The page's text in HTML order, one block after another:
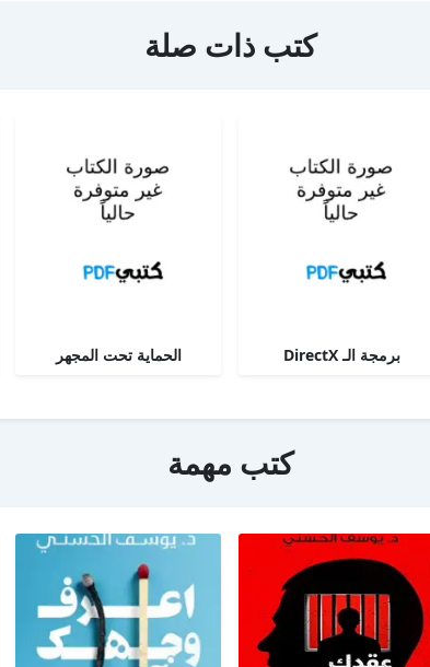
كتب ذات صلة
برمجة الـ DirectX الحماية تحت المجهر
كتب مهمة